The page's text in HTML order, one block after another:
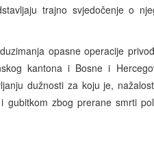
trajno svjedočenje o
opasne operacije
kantona i Bosne i
dužnosti za koju je,
zbog prerane smrti